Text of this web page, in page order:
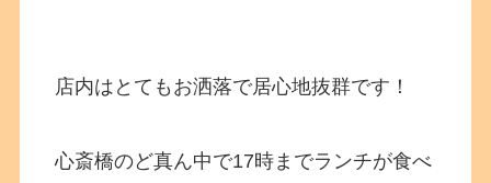
店内はとてもお洒落で居心地抜群です！
心斎橋のど真ん中で17時までランチが食べ